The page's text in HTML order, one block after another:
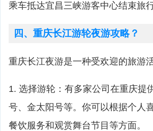
乘车抵达宜昌三峡游客中心结束旅行
四、重庆长江游轮夜游攻略？
重庆长江夜游是一种受欢迎的旅游
1. 选择游轮：有多家公司在重庆提
号、金太阳号等。你可以根据个人
餐饮服务和观赏舞台节目等方面。